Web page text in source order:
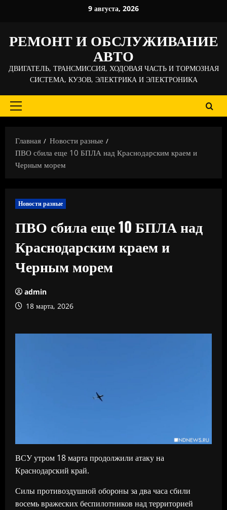
9 августа, 2026
РЕМОНТ И ОБСЛУЖИВАНИЕ
АВТО
ДВИГАТЕЛЬ, ТРАНСМИССИЯ, ХОДОВАЯ ЧАСТЬ И ТОРМОЗНАЯ
СИСТЕМА, КУЗОВ, ЭЛЕКТРИКА И ЭЛЕКТРОНИКА
Основное
Главная
Новости разные
ПВО сбила еще 10 БПЛА над Краснодарским краем и
Черным морем
Новости разные
ПВО сбила еще 10 БПЛА над
Краснодарским краем и
Черным морем
admin
18 марта, 2026
ВСУ утром 18 марта продолжили атаку на
Краснодарский край.
Силы противоздушной обороны за два часа сбили
восемь вражеских беспилотников над территорией